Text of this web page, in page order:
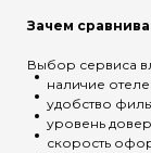
Зачем
Выбор сервиса
наличие
удобство
уровень
скорость